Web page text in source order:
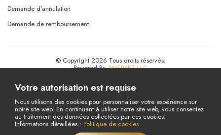
Demande d'annulation
Demande de remboursement
© Copyright 2026 Tous droits réservés.
Powered ByAMERKEZ LLC
Votre autorisation est requise
Nous utilisons des cookies pour personnaliser votre expérience sur
notre site web. En continuant à utiliser notre site web, vous consentez
au traitement des données collectées par ces cookies.
Informations détaillées : Politique de cookies